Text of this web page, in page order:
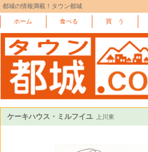
都城の情報満載！タウン都城
ホーム 食べる 買 う
ケーキハウス・ミルフイユ 上川東